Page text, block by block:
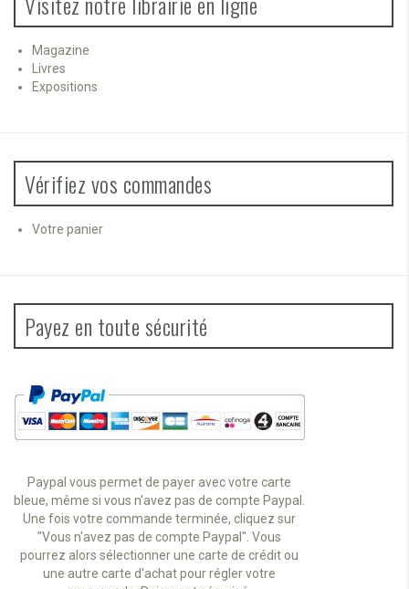
Magazine
Livres
Expositions
Vérifiez vos commandes
Votre panier
Payez en toute sécurité
Paypal vous permet de payer avec votre carte
bleue, même si vous n'avez pas de compte Paypal.
Une fois votre commande terminée, cliquez sur
"Vous n'avez pas de compte Paypal". Vous
pourrez alors sélectionner une carte de crédit ou
une autre carte d'achat pour régler votre